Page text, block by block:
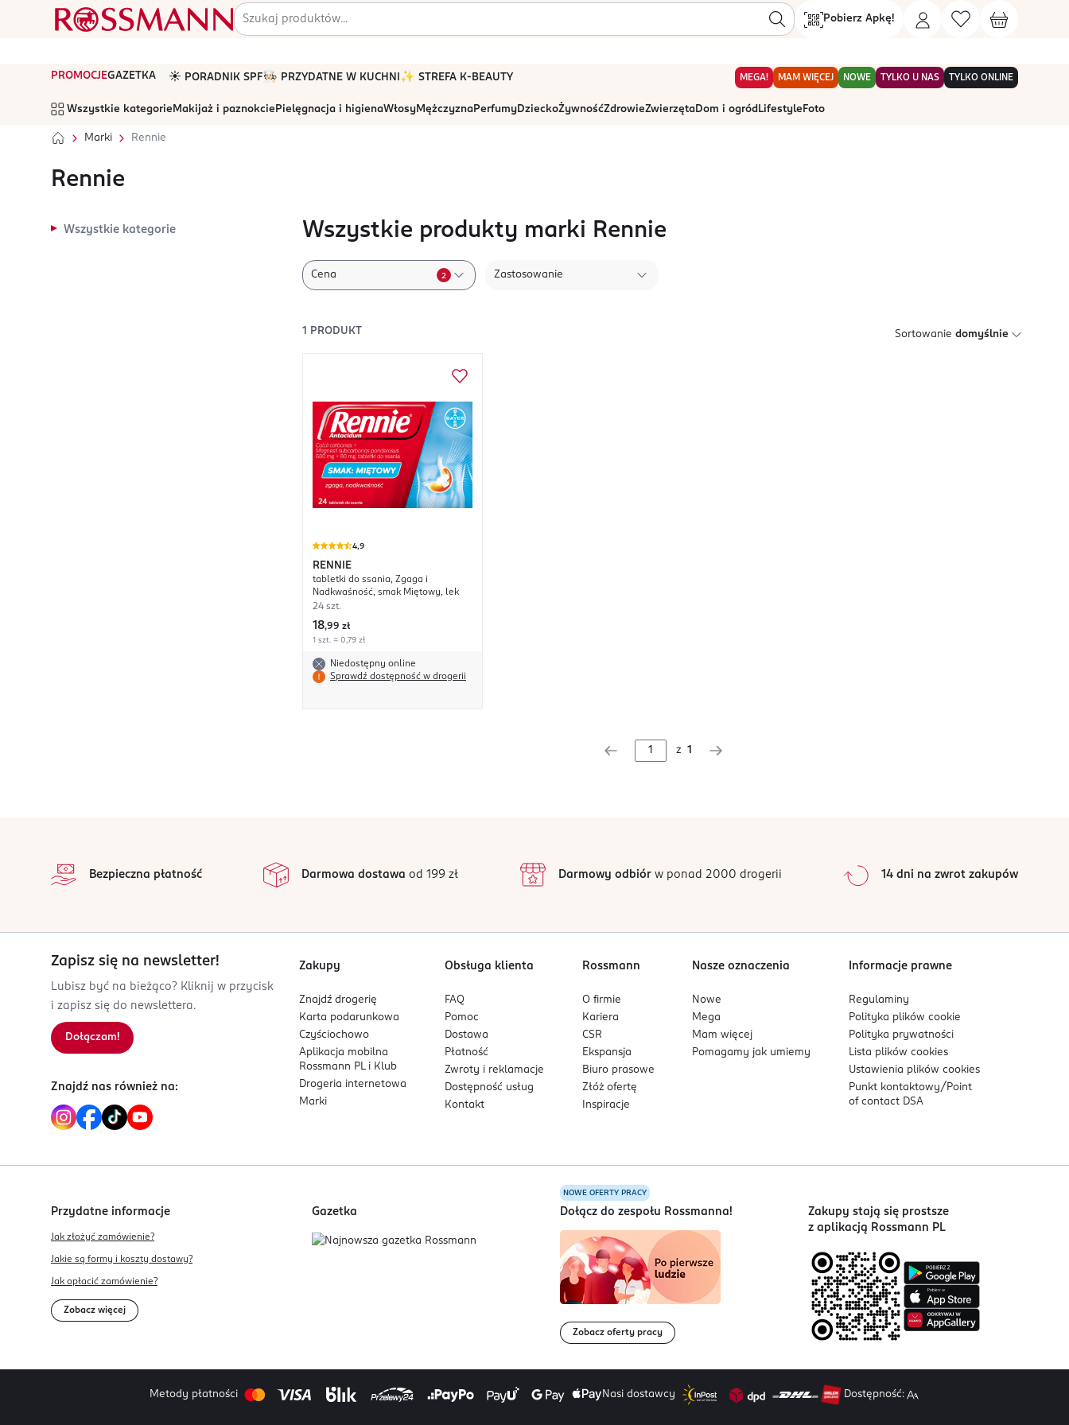
Pobierz Apkę!
PROMOCJEGAZETKA ☀️ PORADNIK SPF🧑🏻‍🍳 PRZYDATNE W KUCHNI ✨ STREFA K-BEAUTY MEGA! MAM WIĘCEJ NOWE TYLKO U NAS TYLKO ONLINE
Wszystkie kategorie Makijaż i paznokcie Pielęgnacja i higienaWłosyMężczyznaPerfumyDzieckoŻywnośćZdrowieZwierzętaDom i ogród Lifestyle Foto
Marki Rennie
Rennie
Wszystkie kategorie Wszystkie produkty marki Rennie
Cena 2 Zastosowanie
1 PRODUKT Sortowanie domyślnie
4,9
RENNIE
tabletki do ssania, Zgaga i
Nadkwaśność, smak Miętowy, lek
24 szt.
18,99 zł
1 szt. = 0,79 zł
Niedostępny online
Sprawdź dostępność w drogerii
z 1
Bezpieczna płatność Darmowa dostawa od 199 zł Darmowy odbiórw ponad 2000 drogerii 14 dni na zwrot zakupów
Zapisz się na newsletter!
Lubisz być na bieżąco? Kliknij w przycisk
i zapisz się do newslettera.
Dołączam!
Znajdź nas również na:
Zakupy
Znajdź drogerię
Karta podarunkowa
Czyściochowo
Aplikacja mobilna
Rossmann PL i Klub
Drogeria internetowa
Marki
Obsługa klienta
FAQ
Pomoc
Dostawa
Płatność
Zwroty i reklamacje
Dostępność usług
Kontakt
Rossmann
O firmie
Kariera
CSR
Ekspansja
Biuro prasowe
Złóż ofertę
Inspiracje
Nasze oznaczenia
Nowe
Mega
Mam więcej
Pomagamy jak umiemy
Informacje prawne
Regulaminy
Polityka plikówcookie
Polityka prywatności
Lista plikówcookies
Ustawienia plikówcookies
Punkt kontaktowy/ Point
of contact DSA
Przydatne informacje
Jak złożyć zamówienie?
Jakie są formy i koszty dostawy?
Jak opłacić zamówienie?
Zobacz więcej
Gazetka
NOWE OFERTY PRACY
Dołącz do zespołu Rossmanna!
Zobacz oferty pracy
Zakupy stają się prostsze
z aplikacją Rossmann PL
Metody płatności Nasi dostawcy Dostępność: